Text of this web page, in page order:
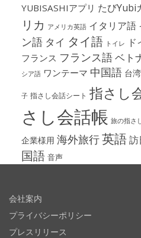
YUBISASHIアプリ たびYubi
リカ アメリカ英語 イタリア語
ン語 タイ タイ語 トイレ
フランス フランス語ベト
シア語 ワンテーマ 中国語 台湾
子 指さし会話シート 指さし
さし会話帳 旅の指さ
企業様用 海外旅行英語訪
国語 音声
会社案内
プライバシーポリシー
プレスリリース